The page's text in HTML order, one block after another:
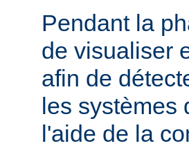
Pendant la
de visualiser
afin de
les systèmes
l'aide de la